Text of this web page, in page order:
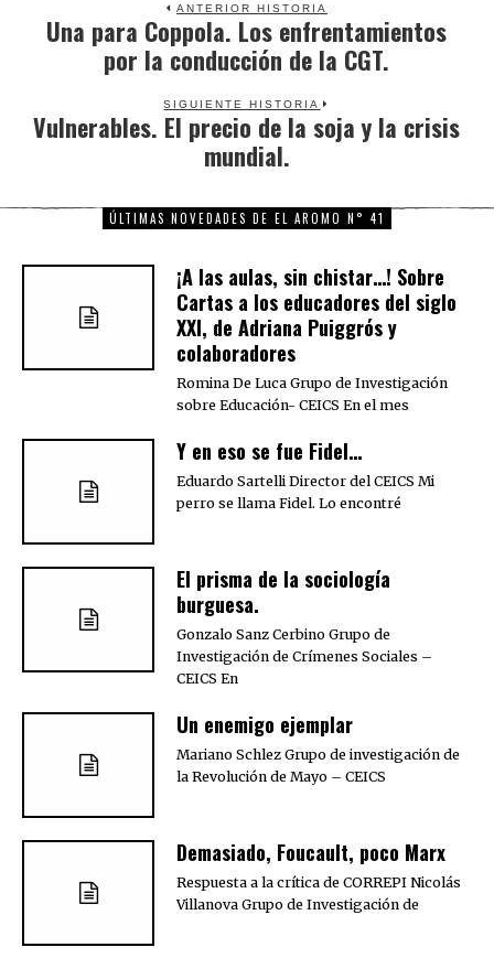
ANTERIOR HISTORIA
Previous
post:
Una para Coppola. Los enfrentamientos
por la conducción de la CGT.
SIGUIENTE HISTORIA
Next
post:
Vulnerables. El precio de la soja y la crisis
mundial.
ÚLTIMAS NOVEDADES DE EL AROMO N° 41
¡A las aulas, sin chistar…! Sobre
Cartas a los educadores del siglo
XXI, de Adriana Puiggrós y
colaboradores
Romina De Luca Grupo de Investigación
sobre Educación- CEICS En el mes
Y en eso se fue Fidel…
Eduardo Sartelli Director del CEICS Mi
perro se llama Fidel. Lo encontré
El prisma de la sociología
burguesa.
Gonzalo Sanz Cerbino Grupo de
Investigación de Crímenes Sociales –
CEICS En
Un enemigo ejemplar
Mariano Schlez Grupo de investigación de
la Revolución de Mayo – CEICS
Demasiado, Foucault, poco Marx
Respuesta a la crítica de CORREPI Nicolás
Villanova Grupo de Investigación de